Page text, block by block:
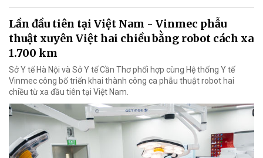
Lần đầu tiên tại Việt Nam - Vinmec phẫu
thuật xuyên Việt hai chiều bằng robot cách xa
1.700 km
Sở Y tế Hà Nội và Sở Y tế Cần Thơ phối hợp cùng Hệ thống Y tế
Vinmec công bố triển khai thành công ca phẫu thuật robot hai
chiều từ xa đầu tiên tại Việt Nam.